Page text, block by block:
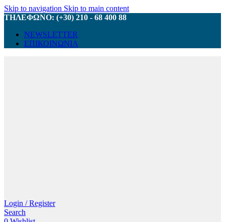
Skip to navigation Skip to main content
ΤΗΛΕΦΩΝΟ: (+30) 210 - 68 400 88
NEWSLETTER
ΕΠΙΚΟΙΝΩΝΙΑ
Login / Register
Search